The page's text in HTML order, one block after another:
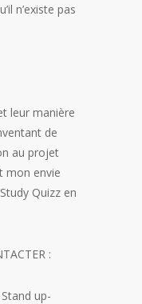
n’existe pas
leur manière
de
au projet
mon envie
Quizz en
:
up-